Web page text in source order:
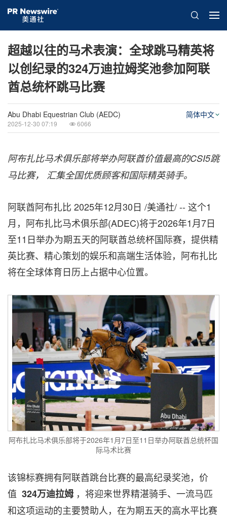
超越以往的马术表演：全球跳马精英将
以创纪录的324万迪拉姆奖池参加阿联
酋总统杯跳马比赛
Abu Dhabi Equestrian Club (AEDC)
2025-12-30 07:19 6066
简体中文
阿布扎比马术俱乐部将举办阿联酋价值最高的CSI5跳
马比赛， 汇集全国优质顾客和国际精英骑手。
阿联酋阿布扎比 2025年12月30日 /美通社/ -- 这个1
月，阿布扎比马术俱乐部(ADEC)将于2026年1月7日
至11日举办为期五天的阿联酋总统杯国际赛，提供精
英比赛、精心策划的娱乐和高端生活体验，阿布扎比
将在全球体育日历上占据中心位置。
阿布扎比马术俱乐部将于2026年1月7日至11日举办阿联酋总统杯国
际马术比赛
该锦标赛拥有阿联酋跳台比赛的最高纪录奖池，价
值 324万迪拉姆 ，将迎来世界精湛骑手、一流马匹
和这项运动的主要赞助人，在为期五天的高水平比赛